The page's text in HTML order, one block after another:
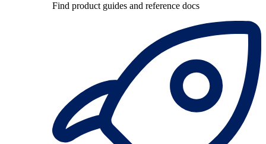
Find product guides and reference docs